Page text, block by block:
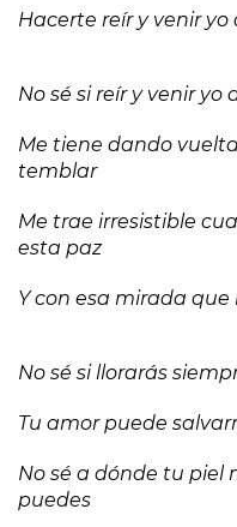
Hacerte reír y venir yo
No sé si reír y venir yo
Me tiene dando
temblar
Me trae irresistible
esta paz
Y con esa mirada
No sé si llorarás
Tu amor puede
No sé a dónde tu piel
puedes